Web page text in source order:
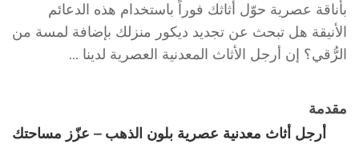
بأناقة عصرية حوّل أثاثك فوراً باستخدام هذه الدعائم
الأنيقة هل تبحث عن تجديد ديكور منزلك بإضافة لمسة من
الرُّقي؟ إن أرجل الأثاث المعدنية العصرية لدينا ...
مقدمة
أرجل أثاث معدنية عصرية بلون الذهب – عزّز مساحتك